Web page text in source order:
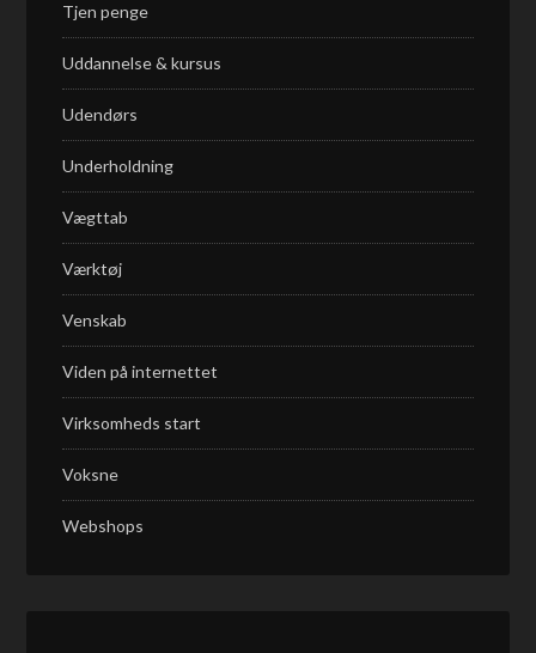
Tjen penge
Uddannelse & kursus
Udendørs
Underholdning
Vægttab
Værktøj
Venskab
Viden på internettet
Virksomheds start
Voksne
Webshops